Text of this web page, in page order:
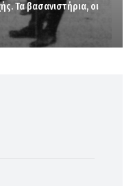
Τα βασανιστήρια, οι